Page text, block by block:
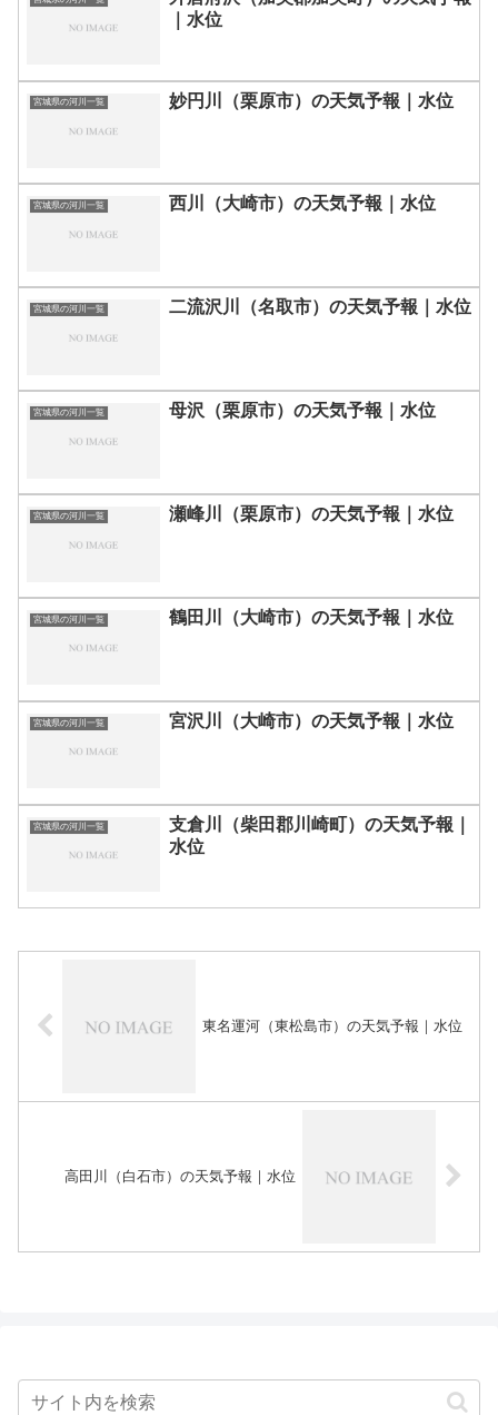
｜水位
宮城県の河川一覧 妙円川（栗原市）の天気予報｜水位
宮城県の河川一覧 西川（大崎市）の天気予報｜水位
宮城県の河川一覧 二流沢川（名取市）の天気予報｜水位
宮城県の河川一覧 母沢（栗原市）の天気予報｜水位
宮城県の河川一覧 瀬峰川（栗原市）の天気予報｜水位
宮城県の河川一覧 鶴田川（大崎市）の天気予報｜水位
宮城県の河川一覧 宮沢川（大崎市）の天気予報｜水位
宮城県の河川一覧
支倉川（柴田郡川崎町）の天気予報｜
水位
東名運河（東松島市）の天気予報｜水位
高田川（白石市）の天気予報｜水位